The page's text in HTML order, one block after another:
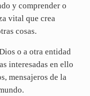
y comprender o
vital que crea
cosas.
o a otra entidad
interesadas en ello
mensajeros de la